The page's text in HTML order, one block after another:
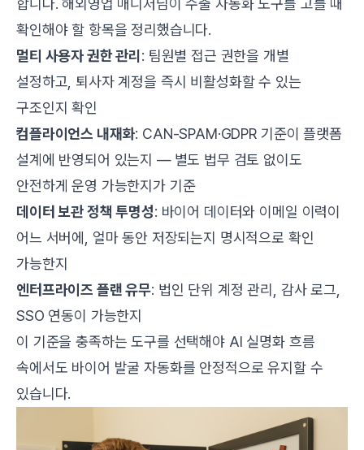
합니다. 해외영업 매니저님이 수출 자동화 도구를 고를 때
확인해야 할 항목을 정리했습니다.
멀티 사용자 권한 관리 : 팀원별 접근 권한을 개별
설정하고, 퇴사자 계정을 즉시 비활성화할 수 있는
구조인지 확인
컴플라이언스 내재화: CAN-SPAM·GDPR 기준이 플랫폼
설계에 반영되어 있는지 — 별도 법무 검토 없이도
안전하게 운영 가능한지가 기준
데이터 보관 정책 투명성: 바이어 데이터와 이메일 이력이
어느 서버에, 얼마 동안 저장되는지 명시적으로 확인
가능한지
엔터프라이즈 플랜 유무: 법인 단위 계정 관리, 감사 로그,
SSO 연동이 가능한지
이 기준을 충족하는 도구를 선택해야 AI 실명화 흐름
속에서도 바이어 발굴 자동화를 안정적으로 유지할 수
있습니다.